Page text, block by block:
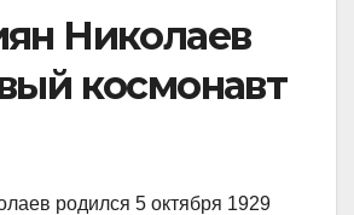
Николаев
космонавт
родился 5 октября 1929